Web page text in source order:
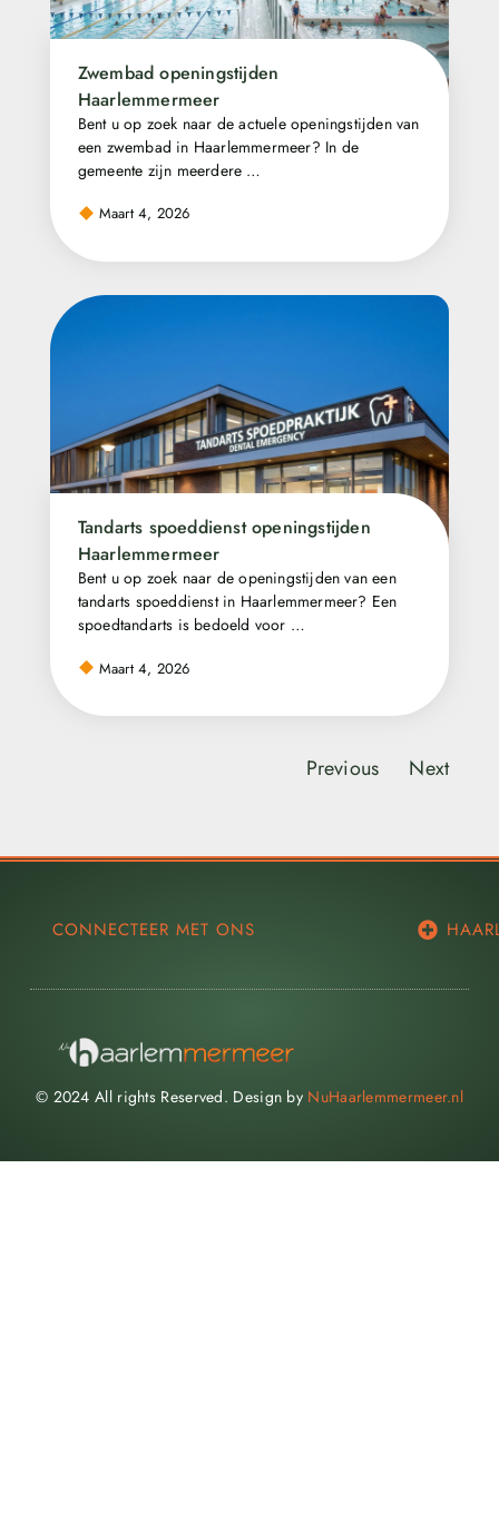
Zwembad openingstijden
Haarlemmermeer
Bent u op zoek naar de actuele openingstijden van
een zwembad in Haarlemmermeer? In de
gemeente zijn meerdere …
Maart 4, 2026
Tandarts spoeddienst openingstijden
Haarlemmermeer
Bent u op zoek naar de openingstijden van een
tandarts spoeddienst in Haarlemmermeer? Een
spoedtandarts is bedoeld voor …
Maart 4, 2026
Previous Next
CONNECTEER MET ONS
© 2024 All rights Reserved. Design by NuHaarlemmermeer.nl